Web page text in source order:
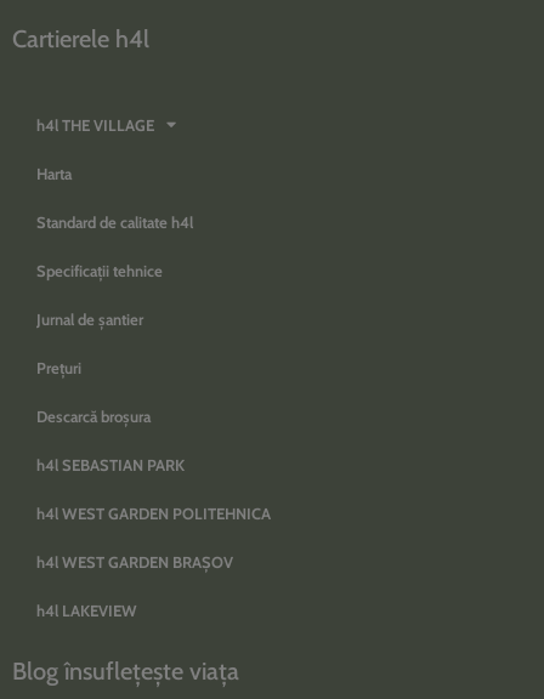
Cartierele h4l
h4l THE VILLAGE
Harta
Standard de calitate h4l
Specificații tehnice
Jurnal de șantier
Prețuri
Descarcă broșura
h4l SEBASTIAN PARK
h4l WEST GARDEN POLITEHNICA
h4l WEST GARDEN BRAȘOV
h4l LAKEVIEW
Blog însuflețește viața